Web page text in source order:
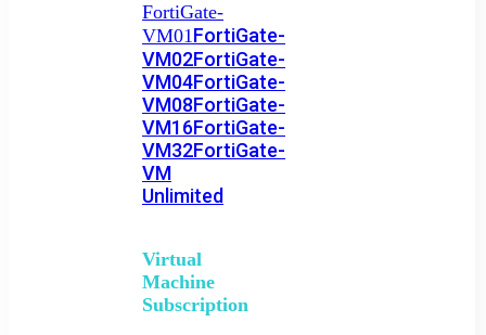
FortiGate-
VM01FortiGate-
VM02FortiGate-
VM04FortiGate-
VM08FortiGate-
VM16FortiGate-
VM32FortiGate-
VM
Unlimited
Virtual
Machine
Subscription